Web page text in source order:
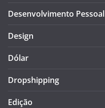
Desenvolvimento Pessoal
Design
Dólar
Dropshipping
Edição